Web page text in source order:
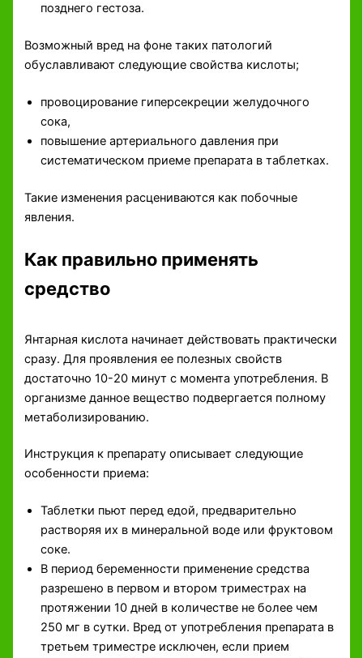
позднего гестоза.
Возможный вред на фоне таких патологий
обуславливают следующие свойства кислоты;
провоцирование гиперсекреции желудочного
сока,
повышение артериального давления при
систематическом приеме препарата в таблетках.
Такие изменения расцениваются как побочные
явления.
Как правильно применять
средство
Янтарная кислота начинает действовать практически
сразу. Для проявления ее полезных свойств
достаточно 10-20 минут с момента употребления. В
организме данное вещество подвергается полному
метаболизированию.
Инструкция к препарату описывает следующие
особенности приема:
Таблетки пьют перед едой, предварительно
растворяя их в минеральной воде или фруктовом
соке.
В период беременности применение средства
разрешено в первом и втором триместрах на
протяжении 10 дней в количестве не более чем
250 мг в сутки. Вред от употребления препарата в
третьем триместре исключен, если прием